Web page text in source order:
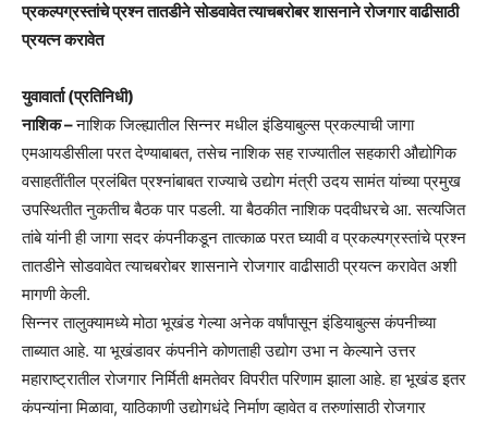
प्रकल्पग्रस्तांचे प्रश्‍न तातडीने सोडवावेत त्याचबरोबर शासनाने रोजगार वाढीसाठी
प्रयत्न करावेत
युवावार्ता (प्रतिनिधी)
नाशिक –नाशिक जिल्ह्यातील सिन्नर मधील इंडियाबुल्स प्रकल्पाची जागा
एमआयडीसीला परत देण्याबाबत, तसेच नाशिक सह राज्यातील सहकारी औद्योगिक
वसाहतींतील प्रलंबित प्रश्‍नांबाबत राज्याचे उद्योग मंत्री उदय सामंत यांच्या प्रमुख
उपस्थितीत नुकतीच बैठक पार पडली. या बैठकीत नाशिक पदवीधरचे आ. सत्यजित
तांबे यांनी ही जागा सदर कंपनीकडून तात्काळ परत घ्यावी व प्रकल्पग्रस्तांचे प्रश्‍न
तातडीने सोडवावेत त्याचबरोबर शासनाने रोजगार वाढीसाठी प्रयत्न करावेत अशी
मागणी केली.
सिन्नर तालुक्यामध्ये मोठा भूखंड गेल्या अनेक वर्षांपासून इंडियाबुल्स कंपनीच्या
ताब्यात आहे. या भूखंडावर कंपनीने कोणताही उद्योग उभा न केल्याने उत्तर
महाराष्ट्रातील रोजगार निर्मिती क्षमतेवर विपरीत परिणाम झाला आहे. हा भूखंड इतर
कंपन्यांना मिळावा, याठिकाणी उद्योगधंदे निर्माण व्हावेत व तरुणांसाठी रोजगार